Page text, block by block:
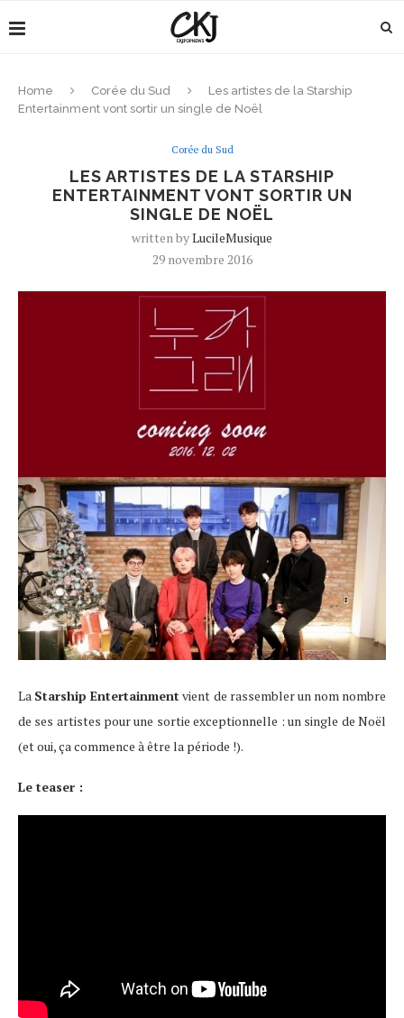
Home Corée du Sud
Les artistes de la Starship
Entertainment vont sortir un single de Noël
Corée du Sud
LES ARTISTES DE LA STARSHIP
ENTERTAINMENT VONT SORTIR UN
SINGLE DE NOËL
written byLucileMusique
29 novembre 2016
La Starship Entertainment vient de rassembler un nom nombre
de ses artistes pour une sortie exceptionnelle : un single de Noël
(et oui, ça commence à être la période !).
Le teaser :